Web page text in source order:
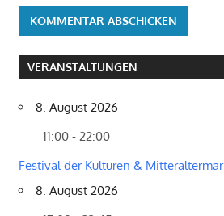
VERANSTALTUNGEN
8. August 2026
11:00 - 22:00
Festival der Kulturen &
8. August 2026